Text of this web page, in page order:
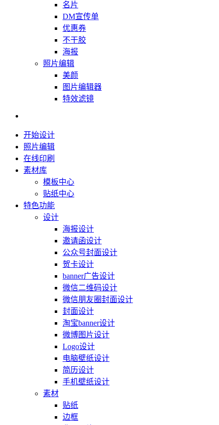
名片
DM宣传单
优惠券
不干胶
海报
照片编辑
美颜
图片编辑器
特效滤镜
开始设计
照片编辑
在线印刷
素材库
模板中心
贴纸中心
特色功能
设计
海报设计
邀请函设计
公众号封面设计
贺卡设计
banner广告设计
微信二维码设计
微信朋友圈封面设计
封面设计
淘宝banner设计
微博图片设计
Logo设计
电脑壁纸设计
简历设计
手机壁纸设计
素材
贴纸
边框